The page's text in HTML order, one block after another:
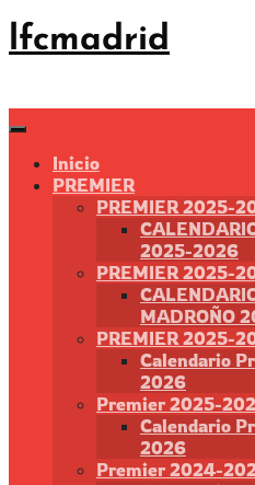
Saltar
al
lfcmadrid
Inicio
PREMIER
PREMIER 2025-
2025-2026
PREMIER 2025-
MADROÑO
PREMIER 2025-
Calendario
2026
Premier 2025-
Calendario
2026
Premier 2024-